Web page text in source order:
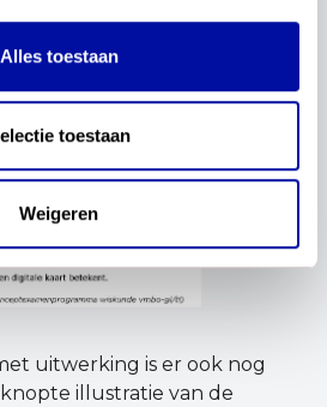
Alles toestaan
toestaan
Weigeren
uitwerking is er ook nog
illustratie van de